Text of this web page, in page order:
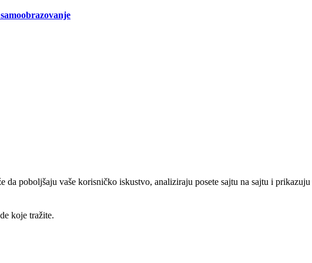
da poboljšaju vaše korisničko iskustvo, analiziraju posete sajtu na sajtu i
koje tražite.